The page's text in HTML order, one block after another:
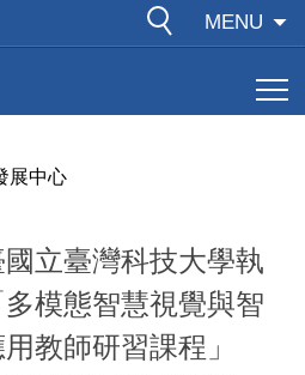
MENU
展中心
立臺灣科技大學執
模態智慧視覺與智
教師研習課程」